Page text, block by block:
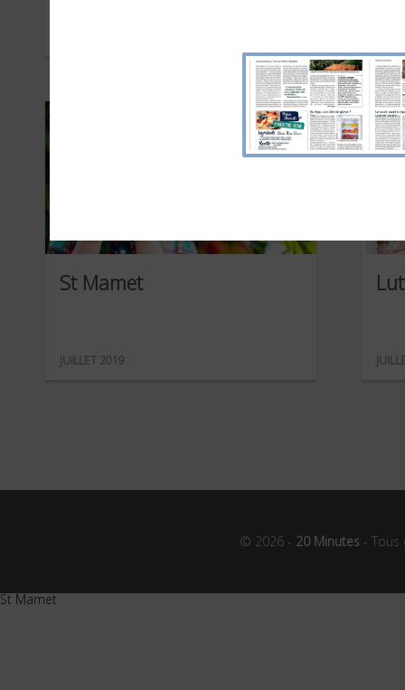
St Mamet
JUILLET 2019
© 2026 - 20 Minutes -
St Mamet